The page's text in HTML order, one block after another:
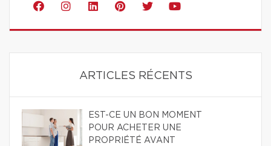
ARTICLES RÉCENTS
EST-CE UN BON MOMENT
POUR ACHETER UNE
PROPRIÉTÉ AVANT